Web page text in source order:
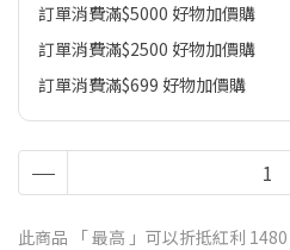
訂單消費滿$5000 好物加價購
訂單消費滿$2500 好物加價購
訂單消費滿$699 好物加價購
此商品 「 最高 」可以折抵紅利 1480